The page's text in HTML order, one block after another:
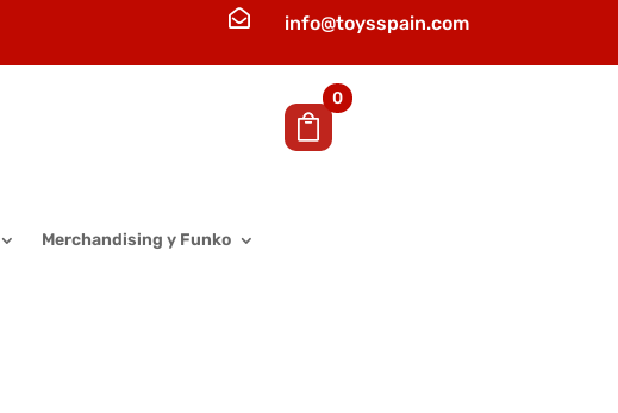
 info@toysspain.com
0
Merchandising y Funko